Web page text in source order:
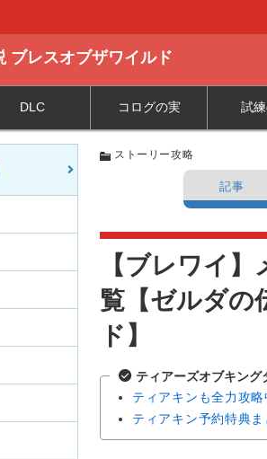
ブレスオブザワイルド
DLC コログの実 試
ストーリー攻略
記事
【ブレワイ
覧【ゼルダの
ド】
ティアーズオブキング
ティアキンも全力攻略
ティアキン予約特典ま